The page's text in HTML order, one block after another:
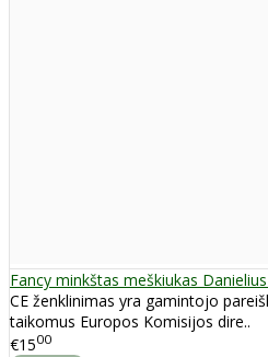
Fancy minkštas meškiukas
CE ženklinimas yra gamintojo
taikomus Europos Komisijos dire..
€1500